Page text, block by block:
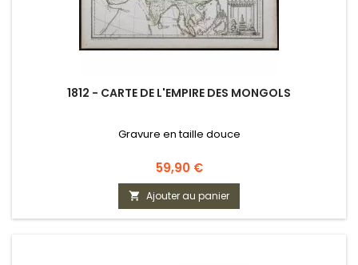
1812 - CARTE DE L'EMPIRE DES MONGOLS
Gravure en taille douce
Prix
59,90 €
 Ajouter au panier